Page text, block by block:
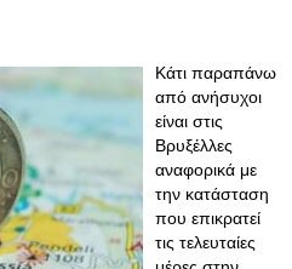
Κάτι παραπάνω
από ανήσυχοι
είναι στις
Βρυξέλλες
αναφορικά με
την κατάσταση
που επικρατεί
τις τελευταίες